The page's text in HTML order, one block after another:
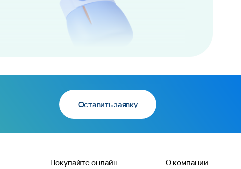
Оставить заявку
Покупайте онлайн О компании